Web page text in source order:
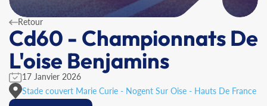
Retour
Cd60 - Championnats De
L'oise Benjamins
17 Janvier 2026
Stade couvert Marie Curie - Nogent Sur Oise - Hauts De France